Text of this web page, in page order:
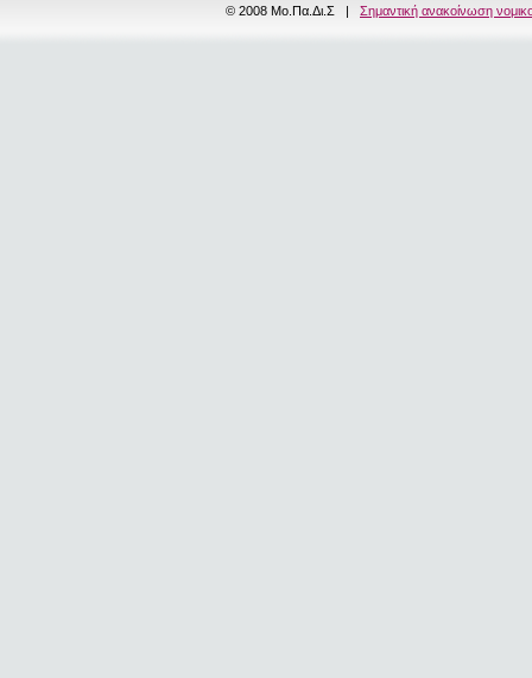
© 2008 Μο.Πα.Δι.Σ | Σημαντική ανακοίνωση